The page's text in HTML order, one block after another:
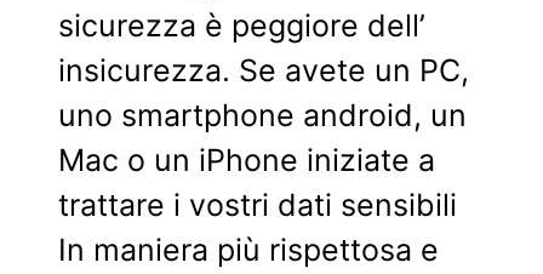
sicurezza è peggiore dell’
insicurezza. Se avete un PC,
uno smartphone android, un
Mac o un iPhone iniziate a
trattare i vostri dati sensibili
In maniera più rispettosa e